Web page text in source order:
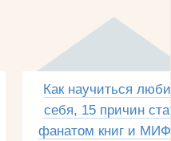
Как научиться
себя, 15 причин
фанатом книг и